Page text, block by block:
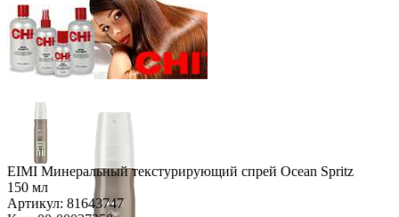
EIMI Минеральный текстурирующий спрей Ocean Spritz
150 мл
Артикул: 81643747